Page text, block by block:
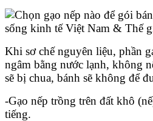
Khi sơ chế nguyên liệu, phần
ngâm bằng nước lạnh, không
sẽ bị chua, bánh sẽ không để
-Gạo nếp trồng trên đất khô
tiếng.